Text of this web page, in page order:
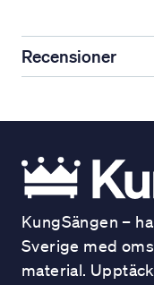
Recensioner
KungSängen –
Sverige med
material.